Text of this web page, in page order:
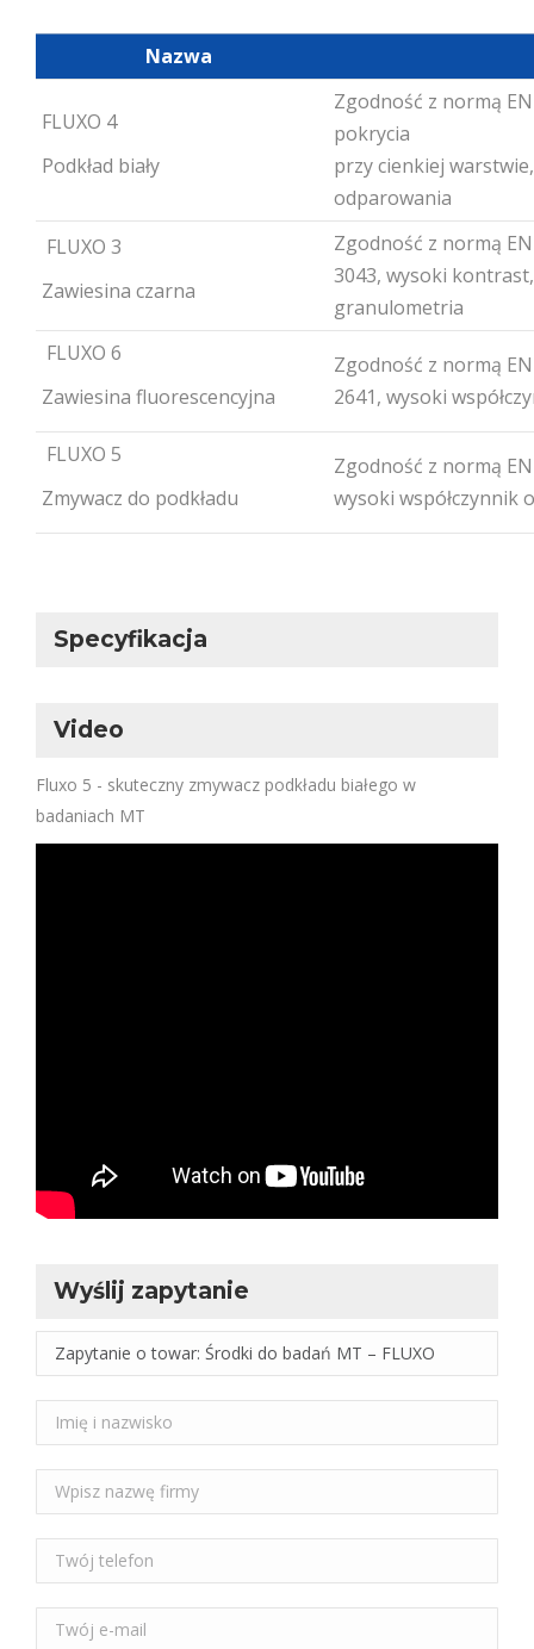
Nazwa
FLUXO 4
Podkład biały
Zgodność z normą
pokrycia
przy cienkiej
odparowania
FLUXO 3
Zawiesina czarna
Zgodność z normą
3043, wysoki
granulometria
FLUXO 6
Zawiesina fluorescencyjna
Zgodność z normą
2641, wysoki
FLUXO 5
Zmywacz do podkładu
Zgodność z normą
wysoki współczynnik
Specyfikacja
Video
Fluxo 5 - skuteczny zmywacz podkładu białego w
badaniach MT
Wyślij zapytanie